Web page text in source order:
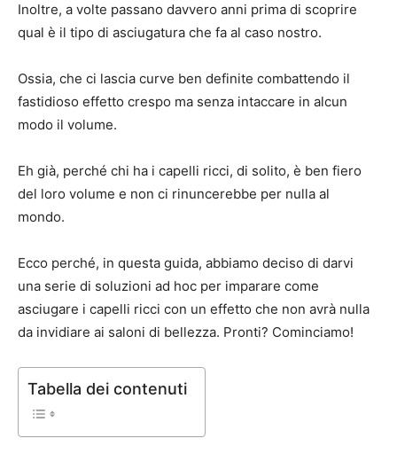
Inoltre, a volte passano davvero anni prima di scoprire
qual è il tipo di asciugatura che fa al caso nostro.
Ossia, che ci lascia curve ben definite combattendo il
fastidioso effetto crespo ma senza intaccare in alcun
modo il volume.
Eh già, perché chi ha i capelli ricci, di solito, è ben fiero
del loro volume e non ci rinuncerebbe per nulla al
mondo.
Ecco perché, in questa guida, abbiamo deciso di darvi
una serie di soluzioni ad hoc per imparare come
asciugare i capelli ricci con un effetto che non avrà nulla
da invidiare ai saloni di bellezza. Pronti? Cominciamo!
Tabella dei contenuti